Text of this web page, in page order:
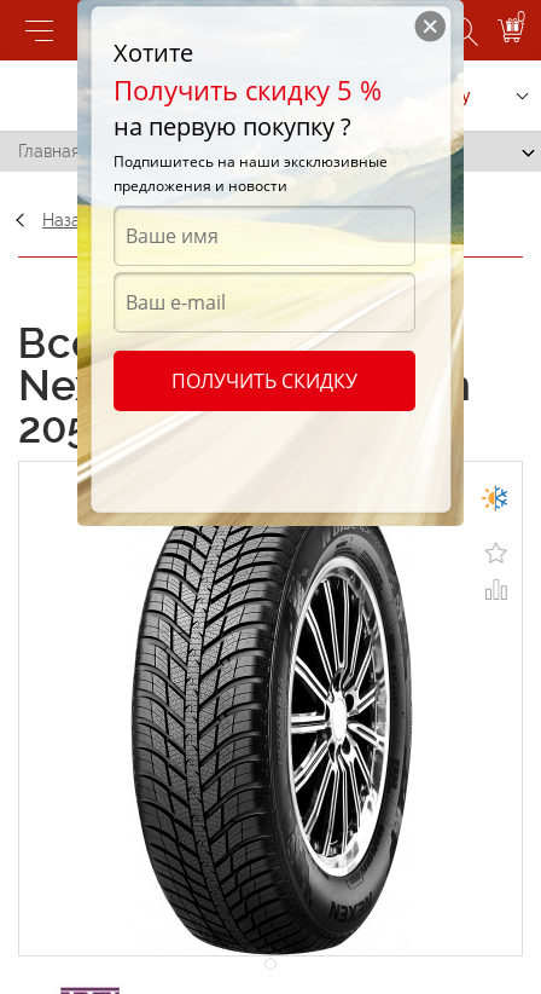
0
Позвонить Заказать услугу
Главная / Nexen N'blue 4Season 205/55 R16 94V
Назад
ОФИЦИАЛЬНЫЙ ДИЛЕР
Всесезонные шины
Nexen N'blue 4Season
205/55 R16 94V
Хотите
Получить скидку 5 %
на первую покупку ?
Подпишитесь на наши эксклюзивные
предложения и новости
ПОЛУЧИТЬ СКИДКУ